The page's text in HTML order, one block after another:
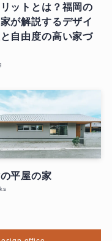
ットとは？福岡の
が解説するデザイ
自由度の高い家づ
平屋の家